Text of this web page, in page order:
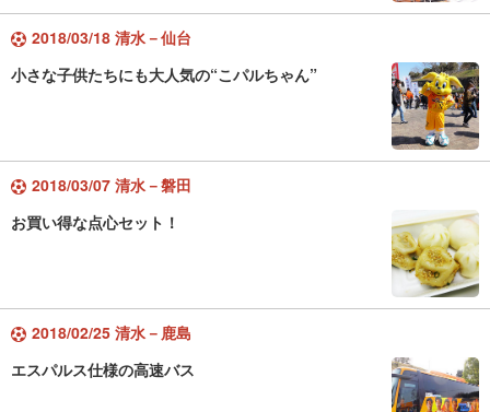
2018/03/18 清水－仙台
小さな子供たちにも大人気の“こパルちゃん”
2018/03/07 清水－磐田
お買い得な点心セット！
2018/02/25 清水－鹿島
エスパルス仕様の高速バス